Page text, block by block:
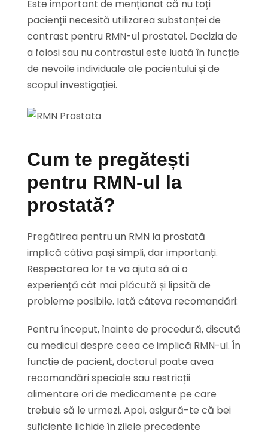
Este important de menționat că nu toți
pacienții necesită utilizarea substanței de
contrast pentru RMN-ul prostatei. Decizia de
a folosi sau nu contrastul este luată în funcție
de nevoile individuale ale pacientului și de
scopul investigației.
Cum te pregătești
pentru RMN-ul la
prostată?
Pregătirea pentru un RMN la prostată
implică câțiva pași simpli, dar importanți.
Respectarea lor te va ajuta să ai o
experiență cât mai plăcută și lipsită de
probleme posibile. Iată câteva recomandări:
Pentru început, înainte de procedură, discută
cu medicul despre ceea ce implică RMN-ul. În
funcție de pacient, doctorul poate avea
recomandări speciale sau restricții
alimentare ori de medicamente pe care
trebuie să le urmezi. Apoi, asigură-te că bei
suficiente lichide în zilele precedente